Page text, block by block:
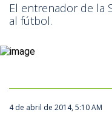
El entrenador de la
al fútbol.
4 de abril de 2014, 5:10 AM